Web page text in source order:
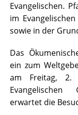
Evangelischen.
im
sowie in der
Das
ein zum
am Freitag,
Evangelischen
erwartet die